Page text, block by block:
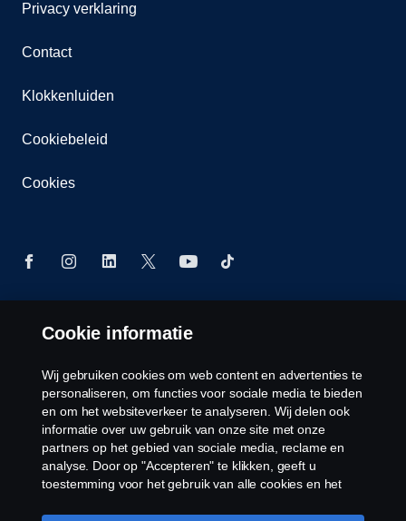
Privacy verklaring
Contact
Klokkenluiden
Cookiebeleid
Cookies
© Copyright Scania 2026 Alle Rechten
bus b28, 1120 Neder-Over-Heembeek, Tel. 02/264
02 11
Cookie informatie
Wij gebruiken cookies om web content en advertenties te
personaliseren, om functies voor sociale media te bieden
en om het websiteverkeer te analyseren. Wij delen ook
informatie over uw gebruik van onze site met onze
partners op het gebied van sociale media, reclame en
analyse. Door op "Accepteren" te klikken, geeft u
toestemming voor het gebruik van alle cookies en het